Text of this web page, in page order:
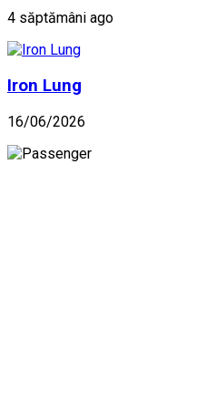
4 săptămâni ago
Iron Lung
16/06/2026